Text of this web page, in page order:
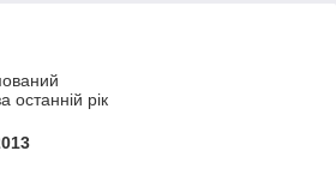
останній рік